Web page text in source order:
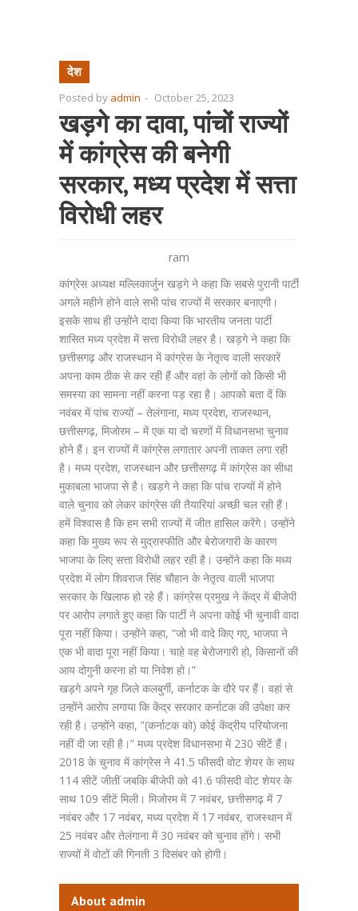
देश
Posted by admin - October 25, 2023
खड़गे का दावा, पांचों राज्यों
में कांग्रेस की बनेगी
सरकार, मध्य प्रदेश में सत्ता
विरोधी लहर
ram
कांग्रेस अध्यक्ष मल्लिकार्जुन खड़गे ने कहा कि सबसे पुरानी पार्टी
अगले महीने होने वाले सभी पांच राज्यों में सरकार बनाएगी।
इसके साथ ही उन्होंने दादा किया कि भारतीय जनता पार्टी
शासित मध्य प्रदेश में सत्ता विरोधी लहर है। खड़गे ने कहा कि
छत्तीसगढ़ और राजस्थान में कांग्रेस के नेतृत्व वाली सरकारें
अपना काम ठीक से कर रही हैं और वहां के लोगों को किसी भी
समस्या का सामना नहीं करना पड़ रहा है। आपको बता दें कि
नवंबर में पांच राज्यों – तेलंगाना, मध्य प्रदेश, राजस्थान,
छत्तीसगढ़, मिजोरम – में एक या दो चरणों में विधानसभा चुनाव
होने हैं। इन राज्यों में कांग्रेस लगातार अपनी ताकत लगा रही
है। मध्य प्रदेश, राजस्थान और छत्तीसगढ़ में कांग्रेस का सीधा
मुकाबला भाजपा से है। खड़गे ने कहा कि पांच राज्यों में होने
वाले चुनाव को लेकर कांग्रेस की तैयारियां अच्छी चल रही हैं।
हमें विश्वास है कि हम सभी राज्यों में जीत हासिल करेंगे। उन्होंने
कहा कि मुख्य रूप से मुद्रास्फीति और बेरोजगारी के कारण
भाजपा के लिए सत्ता विरोधी लहर रही है। उन्होंने कहा कि मध्य
प्रदेश में लोग शिवराज सिंह चौहान के नेतृत्व वाली भाजपा
सरकार के खिलाफ हो रहे हैं। कांग्रेस प्रमुख ने केंद्र में बीजेपी
पर आरोप लगाते हुए कहा कि पार्टी ने अपना कोई भी चुनावी वादा
पूरा नहीं किया। उन्होंने कहा, “जो भी वादे किए गए, भाजपा ने
एक भी वादा पूरा नहीं किया। चाहे वह बेरोजगारी हो, किसानों की
आय दोगुनी करना हो या निवेश हो।”
खड़गे अपने गृह जिले कलबुर्गी, कर्नाटक के दौरे पर हैं। वहां से
उन्होंने आरोप लगाया कि केंद्र सरकार कर्नाटक की उपेक्षा कर
रही है। उन्होंने कहा, ”(कर्नाटक को) कोई केंद्रीय परियोजना
नहीं दी जा रही है।” मध्य प्रदेश विधानसभा में 230 सीटें हैं।
2018 के चुनाव में कांग्रेस ने 41.5 फीसदी वोट शेयर के साथ
114 सीटें जीतीं जबकि बीजेपी को 41.6 फीसदी वोट शेयर के
साथ 109 सीटें मिली। मिजोरम में 7 नवंबर, छत्तीसगढ़ में 7
नवंबर और 17 नवंबर, मध्य प्रदेश में 17 नवंबर, राजस्थान में
25 नवंबर और तेलंगाना में 30 नवंबर को चुनाव होंगे। सभी
राज्यों में वोटों की गिनती 3 दिसंबर को होगी।
About admin